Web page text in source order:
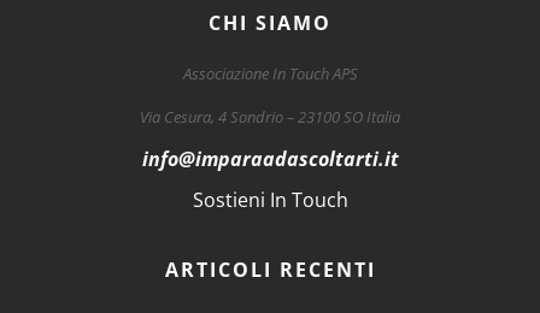
CHI SIAMO
Associazione In Touch APS
Via Cesura, 4 Sondrio – 23100 SO Italia
info@imparaadascoltarti.it
Sostieni In Touch
ARTICOLI RECENTI